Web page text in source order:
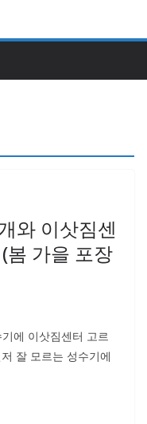
와 이삿짐센
봄 가을 포장
에 이삿짐센터 고르
잘 모르는 성수기에